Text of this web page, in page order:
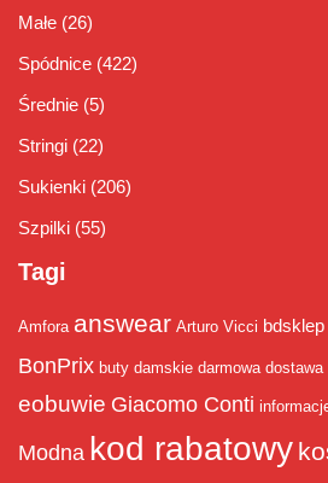
Małe (26)
Spódnice (422)
Średnie (5)
Stringi (22)
Sukienki (206)
Szpilki (55)
Tagi
Amfora answear Arturo Vicci bdsklep
BonPrix buty damskie darmowa dostawa
eobuwie Giacomo Conti
Modna kod rabatowy